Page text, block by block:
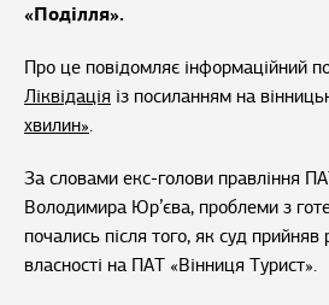
«Поділля».
Про це повідомляє інформаційний
Ліквідація із посиланням на
хвилин».
За словами екс-голови правління
Володимира Юр’єва, проблеми з
почались після того, як суд
власності на ПАТ «Вінниця Турист».